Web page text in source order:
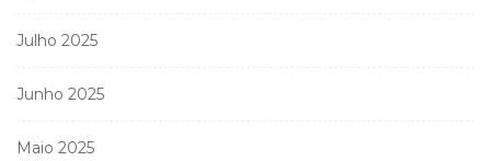
Julho 2025
Junho 2025
Maio 2025